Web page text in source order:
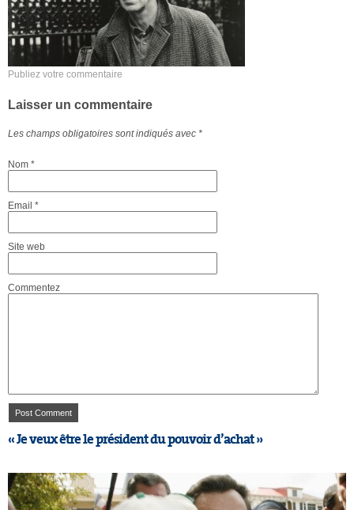
Publiez votre commentaire
Laisser un commentaire
Les champs obligatoires sont indiqués avec *
Nom *
Email *
Site web
Commentez
« Je veux être le président du pouvoir d’achat »